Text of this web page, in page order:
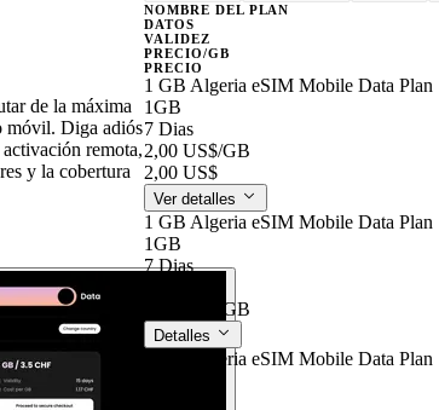
de la máxima
móvil. Diga adiós
remota,
y la cobertura
NOMBRE DEL PLAN
DATOS
VALIDEZ
PRECIO/GB
PRECIO
1 GB Algeria eSIM Mobile Data Plan
1GB
7 Dias
2,00 US$/GB
2,00 US$
Ver detalles
1 GB Algeria eSIM Mobile Data Plan
1GB
7 Dias
/GB
Detalles
3 GB Algeria eSIM Mobile Data Plan